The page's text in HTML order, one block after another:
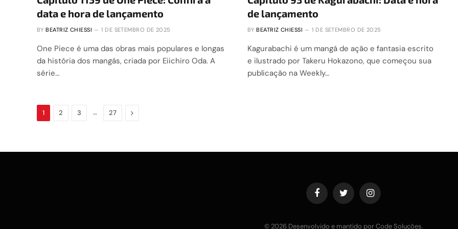
data e hora de lançamento
BY BEATRIZ CHIESSI 1 DE SETEMBRO DE 2025
One Piece é uma das obras mais populares e longas
da história dos mangás, criada por Eiichiro Oda. A
série…
de lançamento
BY BEATRIZ CHIESSI 1 DE SETEMBRO DE 2025
Kagurabachi é um mangá de ação e fantasia escrito
e ilustrado por Takeru Hokazono, que começou sua
publicação na Weekly…
1 2 3 … 27 Next
FacebookTwitter Instagram
© 2026 Desenvolvido e mantido por Code Soluções.